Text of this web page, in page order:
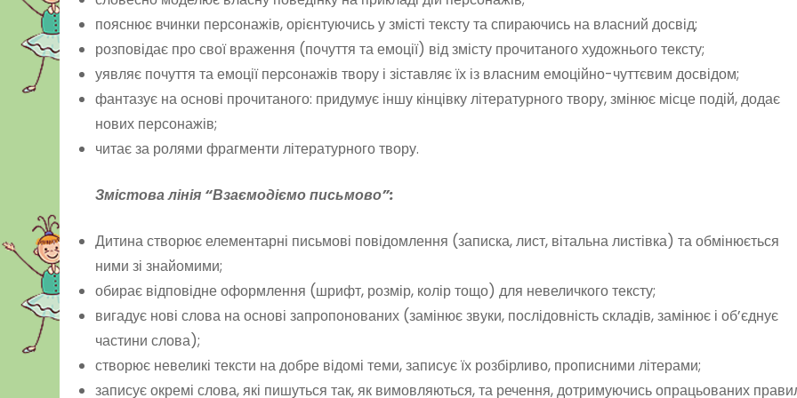
пояснює вчинки персонажів, орієнтуючись у змісті тексту та спираючись на власний досвід;
розповідає про свої враження (почуття та емоції) від змісту прочитаного художнього тексту;
уявляє почуття та емоції персонажів твору і зіставляє їх із власним емоційно-чуттєвим досвідом;
фантазує на основі прочитаного: придумує іншу кінцівку літературного твору, змінює місце подій, додає
нових персонажів;
читає за ролями фрагменти літературного твору.
Змістова лінія “Взаємодіємо письмово”:
Дитина створює елементарні письмові повідомлення (записка, лист, вітальна листівка) та обмінюється
ними зі знайомими;
обирає відповідне оформлення (шрифт, розмір, колір тощо) для невеличкого тексту;
вигадує нові слова на основі запропонованих (замінює звуки, послідовність складів, замінює і об’єднує
частини слова);
створює невеликі тексти на добре відомі теми, записує їх розбірливо, прописними літерами;
записує окремі слова, які пишуться так, як вимовляються, та речення, дотримуючись опрацьованих